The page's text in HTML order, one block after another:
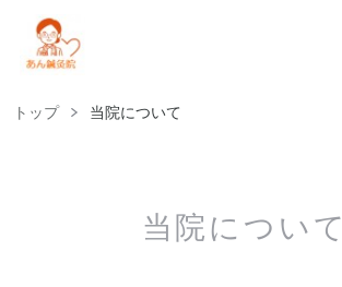
トップ 当院について
当院について